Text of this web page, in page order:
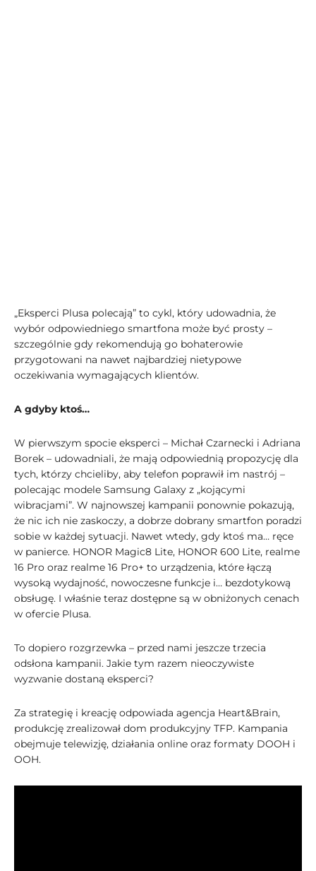
„Eksperci Plusa polecają” to cykl, który udowadnia, że
wybór odpowiedniego smartfona może być prosty –
szczególnie gdy rekomendują go bohaterowie
przygotowani na nawet najbardziej nietypowe
oczekiwania wymagających klientów.
A gdyby ktoś…
W pierwszym spocie eksperci – Michał Czarnecki i Adriana
Borek – udowadniali, że mają odpowiednią propozycję dla
tych, którzy chcieliby, aby telefon poprawił im nastrój –
polecając modele Samsung Galaxy z „kojącymi
wibracjami”. W najnowszej kampanii ponownie pokazują,
że nic ich nie zaskoczy, a dobrze dobrany smartfon poradzi
sobie w każdej sytuacji. Nawet wtedy, gdy ktoś ma… ręce
w panierce. HONOR Magic8 Lite, HONOR 600 Lite, realme
16 Pro oraz realme 16 Pro+ to urządzenia, które łączą
wysoką wydajność, nowoczesne funkcje i… bezdotykową
obsługę. I właśnie teraz dostępne są w obniżonych cenach
w ofercie Plusa.
To dopiero rozgrzewka – przed nami jeszcze trzecia
odsłona kampanii. Jakie tym razem nieoczywiste
wyzwanie dostaną eksperci?
Za strategię i kreację odpowiada agencja Heart&Brain,
produkcję zrealizował dom produkcyjny TFP. Kampania
obejmuje telewizję, działania online oraz formaty DOOH i
OOH.